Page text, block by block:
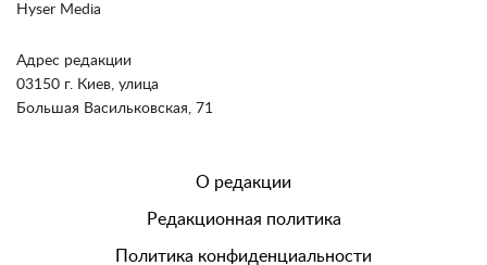
Hyser Media
Адрес редакции
03150 г. Киев, улица
Большая Васильковская, 71
О редакции
Редакционная политика
Политика конфиденциальности